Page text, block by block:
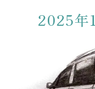
2025年